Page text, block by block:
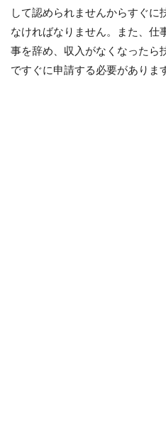
して認められませんからすぐに
なければなりません。また、仕
事を辞め、収入がなくなったら
ですぐに申請する必要がありま